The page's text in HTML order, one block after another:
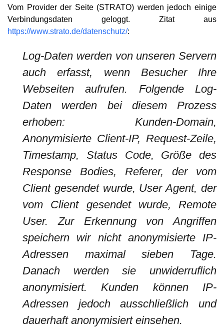
Vom Provider der Seite (STRATO) werden jedoch einige
Verbindungsdaten geloggt. Zitat aus
https://www.strato.de/datenschutz/:
Log-Daten werden von unseren Servern
auch erfasst, wenn Besucher Ihre
Webseiten aufrufen. Folgende Log-
Daten werden bei diesem Prozess
erhoben: Kunden-Domain,
Anonymisierte Client-IP, Request-Zeile,
Timestamp, Status Code, Größe des
Response Bodies, Referer, der vom
Client gesendet wurde, User Agent, der
vom Client gesendet wurde, Remote
User. Zur Erkennung von Angriffen
speichern wir nicht anonymisierte IP-
Adressen maximal sieben Tage.
Danach werden sie unwiderruflich
anonymisiert. Kunden können IP-
Adressen jedoch ausschließlich und
dauerhaft anonymisiert einsehen.